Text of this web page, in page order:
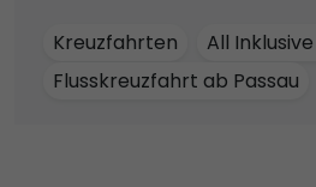
Kreuzfahrten
All
Flusskreuzfahrt ab Passau